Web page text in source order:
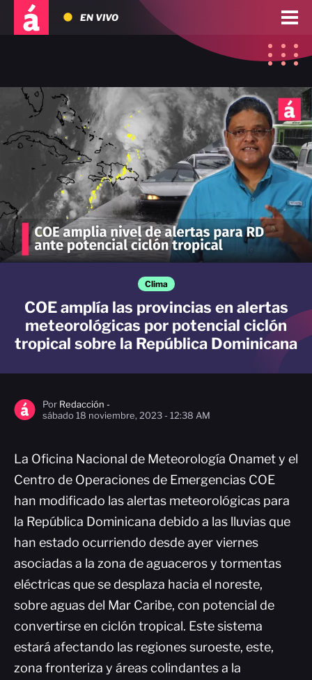
EN VIVO
Clima
COE amplía las provincias en alertas
meteorológicas por potencial ciclón
tropical sobre la República Dominicana
Por Redacción -
sábado 18 noviembre, 2023 - 12:38 AM
La Oficina Nacional de Meteorología Onamet y el
Centro de Operaciones de Emergencias COE
han modificado las alertas meteorológicas para
la República Dominicana debido a las lluvias que
han estado ocurriendo desde ayer viernes
asociadas a la zona de aguaceros y tormentas
eléctricas que se desplaza hacia el noreste,
sobre aguas del Mar Caribe, con potencial de
convertirse en ciclón tropical. Este sistema
estará afectando las regiones suroeste, este,
zona fronteriza y áreas colindantes a la